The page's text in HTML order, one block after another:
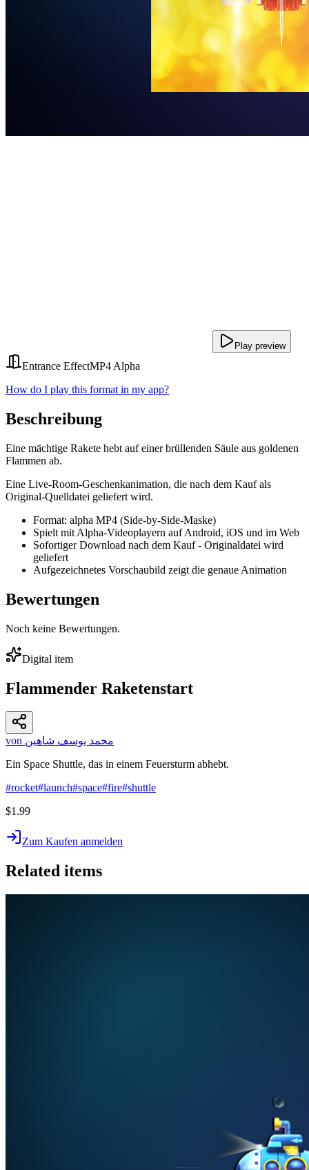
Play preview
Entrance EffectMP4 Alpha
How do I play this format in my app?
Beschreibung
Eine mächtige Rakete hebt auf einer brüllenden Säule aus goldenen
Flammen ab.
Eine Live-Room-Geschenkanimation, die nach dem Kauf als
Original-Quelldatei geliefert wird.
Format: alpha MP4 (Side-by-Side-Maske)
Spielt mit Alpha-Videoplayern auf Android, iOS und im Web
Sofortiger Download nach dem Kauf - Originaldatei wird
geliefert
Aufgezeichnetes Vorschaubild zeigt die genaue Animation
Bewertungen
Noch keine Bewertungen.
Digital item
Flammender Raketenstart
von محمد يوسف شاهين
Ein Space Shuttle, das in einem Feuersturm abhebt.
#rocket#launch#space#fire#shuttle
$1.99
Zum Kaufen anmelden
Related items